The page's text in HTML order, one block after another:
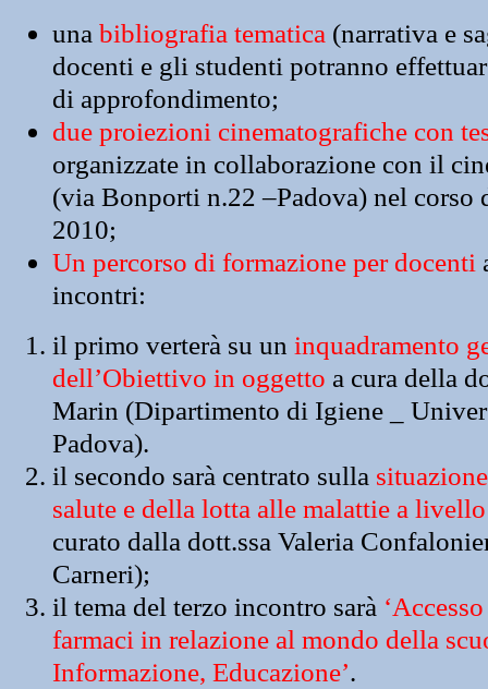
una bibliografia tematica (narrativa e
docenti e gli studenti potranno
di approfondimento;
due proiezioni cinematografiche con
organizzate in collaborazione con il
(via Bonporti n.22 –Padova) nel corso
2010;
Un percorso di formazione per docenti
incontri:
il primo verterà su un inquadramento
dell’Obiettivo in oggetto a cura della
Marin (Dipartimento di Igiene _
Padova).
il secondo sarà centrato sulla
salute e della lotta alle malattie a
curato dalla dott.ssa Valeria
Carneri);
il tema del terzo incontro sarà
farmaci in relazione al mondo della
Informazione, Educazione’.